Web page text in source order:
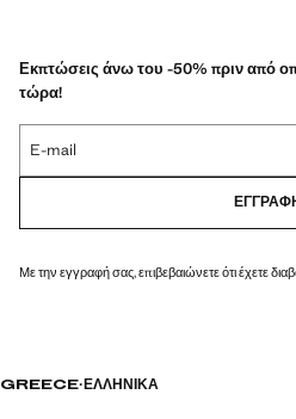
Εκπτώσεις άνω του -50% πριν από
τώρα!
E-mail
Με την εγγραφή σας, επιβεβαιώνετε ότι έχετε
GREECE· ΕΛΛΗΝΙΚΆ